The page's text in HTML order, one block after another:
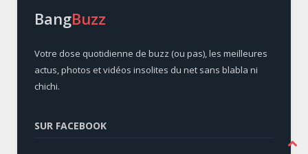
BangBuzz
Votre dose quotidienne de buzz (ou pas), les meilleures
actus, photos et vidéos insolites du net sans blabla ni
chichi.
SUR FACEBOOK